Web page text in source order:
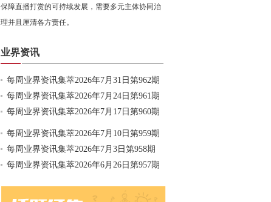
保障直播打赏的可持续发展，需要多元主体协同治
理并且厘清各方责任。
业界资讯
每周业界资讯集萃2026年7月31日第962期
每周业界资讯集萃2026年7月24日第961期
每周业界资讯集萃2026年7月17日第960期
每周业界资讯集萃2026年7月10日第959期
每周业界资讯集萃2026年7月3日第958期
每周业界资讯集萃2026年6月26日第957期